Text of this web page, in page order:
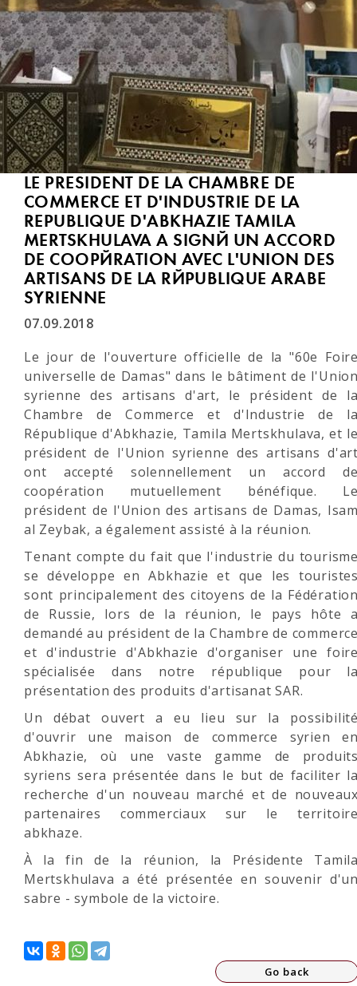
LE PRESIDENT DE LA CHAMBRE DE
COMMERCE ET D'INDUSTRIE DE LA
REPUBLIQUE D'ABKHAZIE TAMILA
MERTSKHULAVA A SIGNÉ UN ACCORD
DE COOPÉRATION AVEC L'UNION DES
ARTISANS DE LA RÉPUBLIQUE ARABE
SYRIENNE
07.09.2018
Le jour de l'ouverture officielle de la "60e
universelle de Damas" dans le bâtiment de
syrienne des artisans d'art, le président de
Chambre de Сommerce et d'Industrie de
République d'Abkhazie, Tamila Mertskhulava, et
président de l'Union syrienne des artisans
ont accepté solennellement un accord
coopération mutuellement bénéfique.
président de l'Union des artisans de Damas,
al Zeybak, a également assisté à la réunion.
Tenant compte du fait que l'industrie du
se développe en Abkhazie et que les
sont principalement des citoyens de la
de Russie, lors de la réunion, le pays hôte
demandé au président de la Chambre de
et d'industrie d'Abkhazie d'organiser une
spécialisée dans notre république pour
présentation des produits d'artisanat SAR.
Un débat ouvert a eu lieu sur la
d'ouvrir une maison de commerce syrien
Abkhazie, où une vaste gamme de
syriens sera présentée dans le but de faciliter
recherche d'un nouveau marché et de
partenaires commerciaux sur le
abkhaze.
À la fin de la réunion, la Présidente
Mertskhulava a été présentée en souvenir
sabre - symbole de la victoire.
Go back